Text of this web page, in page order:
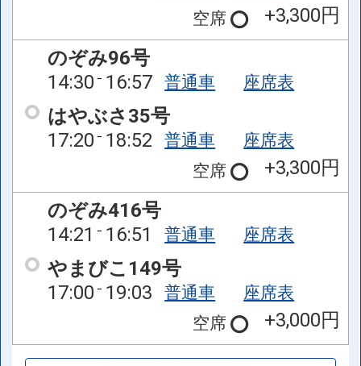
空席
+3,300円
のぞみ96号
14:30 16:57 普通車 座席表
はやぶさ35号
17:20 18:52 普通車
座席表
空席
+3,300円
のぞみ416号
14:21
16:51 普通車 座席表
やまびこ149号
17:00 19:03 普通車
座席表
空席
+3,000円